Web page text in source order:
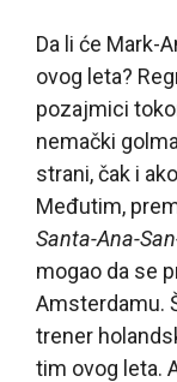
Da li će Mark-
ovog leta?
pozajmici
nemački
strani, čak i
Međutim,
Santa-Ana-
mogao da se
Amsterdamu.
trener
tim ovog leta.